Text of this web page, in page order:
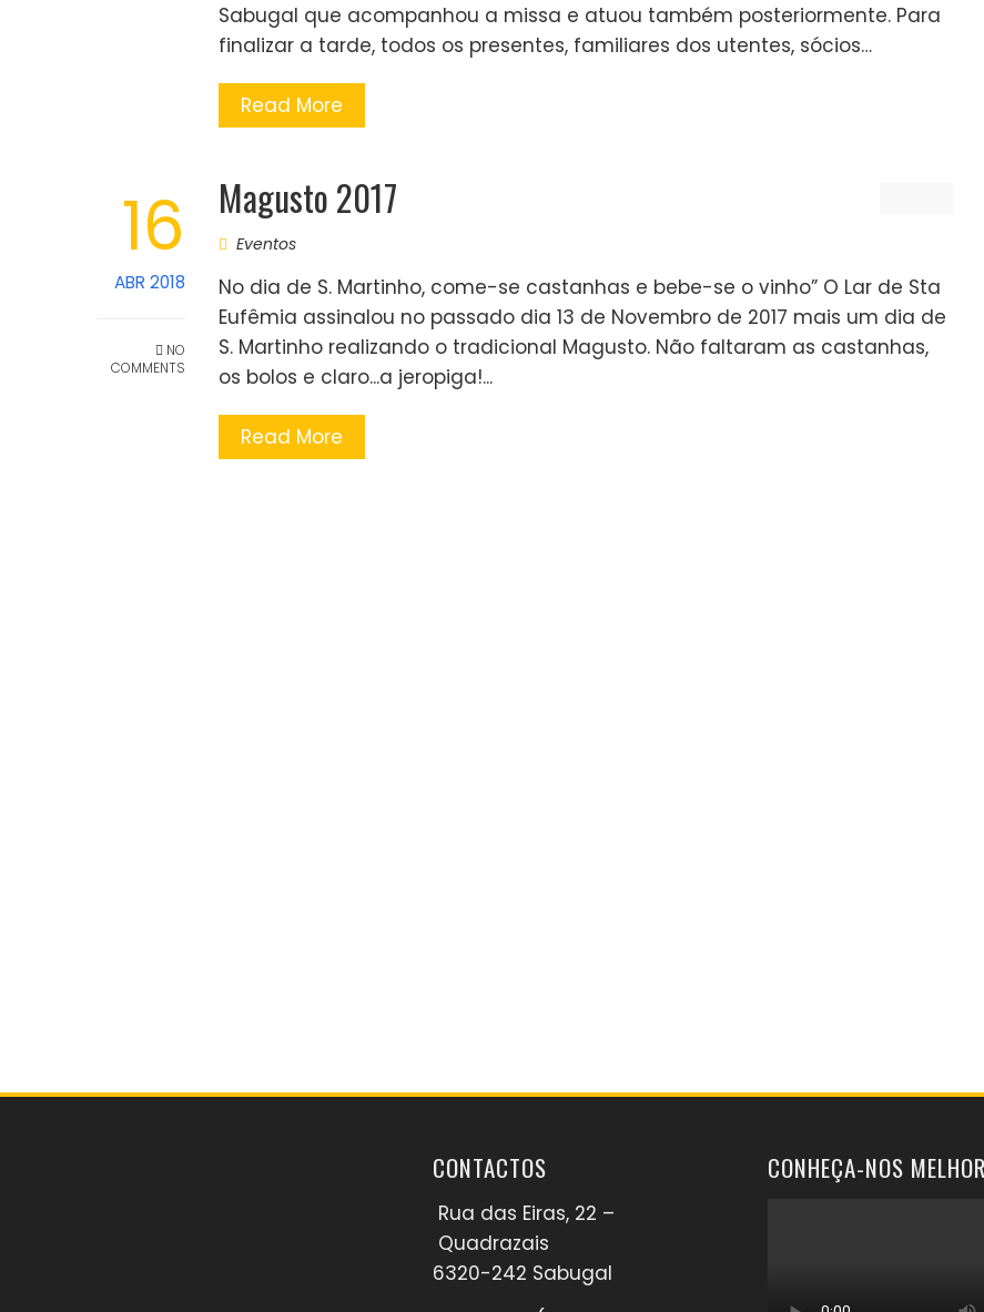
Sabugal que acompanhou a missa e atuou também posteriormente. Para
finalizar a tarde, todos os presentes, familiares dos utentes, sócios…
Read More
16
ABR 2018
NO
COMMENTS
Magusto 2017
Eventos
No dia de S. Martinho, come-se castanhas e bebe-se o vinho” O Lar de Sta
Eufêmia assinalou no passado dia 13 de Novembro de 2017 mais um dia de
S. Martinho realizando o tradicional Magusto. Não faltaram as castanhas,
os bolos e claro...a jeropiga!...
Read More
CONTACTOS
Rua das Eiras, 22 –
Quadrazais
6320-242 Sabugal
CONHEÇA-NOS MELHOR